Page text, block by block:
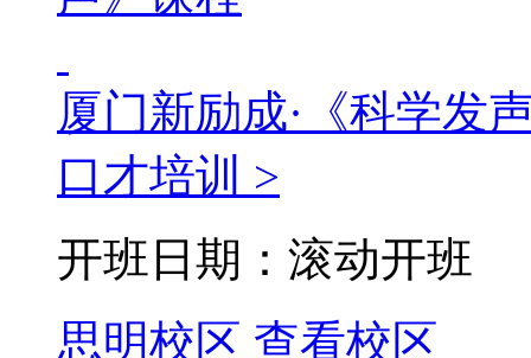
厦门新励成·《科学发
口才培训 >
开班日期：滚动开班
思明校区 查看校区